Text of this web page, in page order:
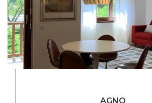
AGNO